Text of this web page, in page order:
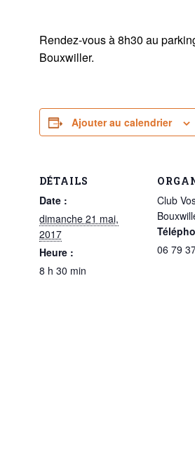
Rendez-vous à 8h30 au
Bouxwiller.
Ajouter au calendrier
DÉTAILS
Date :
dimanche 21 mai,
2017
Heure :
8 h 30 min
Club
06 79